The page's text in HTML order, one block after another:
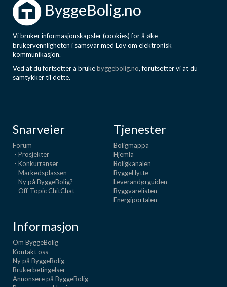
ByggeBolig.no
Vi bruker informasjonskapsler (cookies) for å øke
brukervennligheten i samsvar med Lov om elektronisk
kommunikasjon.
Ved at du fortsetter å brukebyggebolig.no, forutsetter vi at du
samtykker til dette.
Snarveier
Forum
- Prosjekter
- Konkurranser
- Markedsplassen
- Ny på ByggeBolig?
- Off-Topic ChitChat
Tjenester
Boligmappa
Hjemla
Boligkanalen
ByggeHytte
Leverandørguiden
Byggvarelisten
Energiportalen
Informasjon
Om ByggeBolig
Kontakt oss
Ny på ByggeBolig
Brukerbetingelser
Annonsere på ByggeBolig